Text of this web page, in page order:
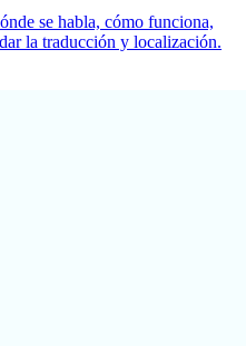
se habla, cómo funciona,
la traducción y localización.